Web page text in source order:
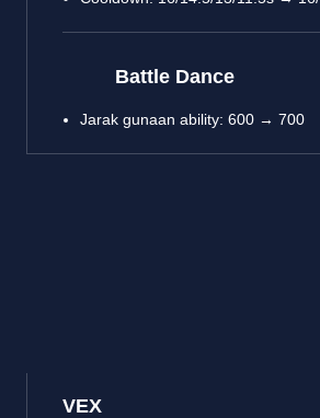
Battle Dance
Jarak gunaan ability: 600 → 700
VEX